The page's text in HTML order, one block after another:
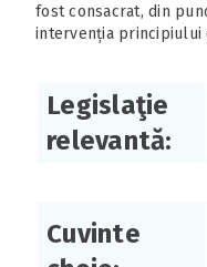
fost consacrat, din
intervenția principiului
Legislaţie
relevantă:
Cuvinte